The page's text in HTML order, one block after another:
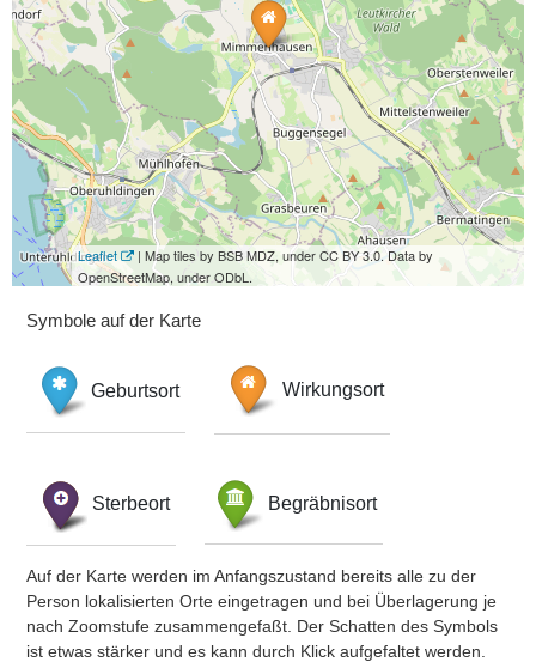
Leaflet
| Map tiles by BSB MDZ, under CC BY 3.0. Data by
OpenStreetMap, under ODbL.
Symbole auf der Karte
Geburtsort Wirkungsort
Sterbeort Begräbnisort
Auf der Karte werden im Anfangszustand bereits alle zu der
Person lokalisierten Orte eingetragen und bei Überlagerung je
nach Zoomstufe zusammengefaßt. Der Schatten des Symbols
ist etwas stärker und es kann durch Klick aufgefaltet werden.